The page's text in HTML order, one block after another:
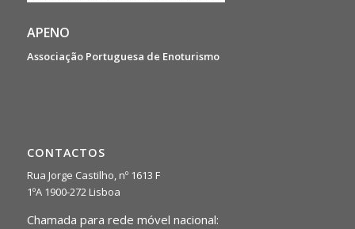
APENO
Associação Portuguesa de Enoturismo
CONTACTOS
Rua Jorge Castilho, nº 1613 F
1ºA 1900-272 Lisboa
Chamada para rede móvel nacional: